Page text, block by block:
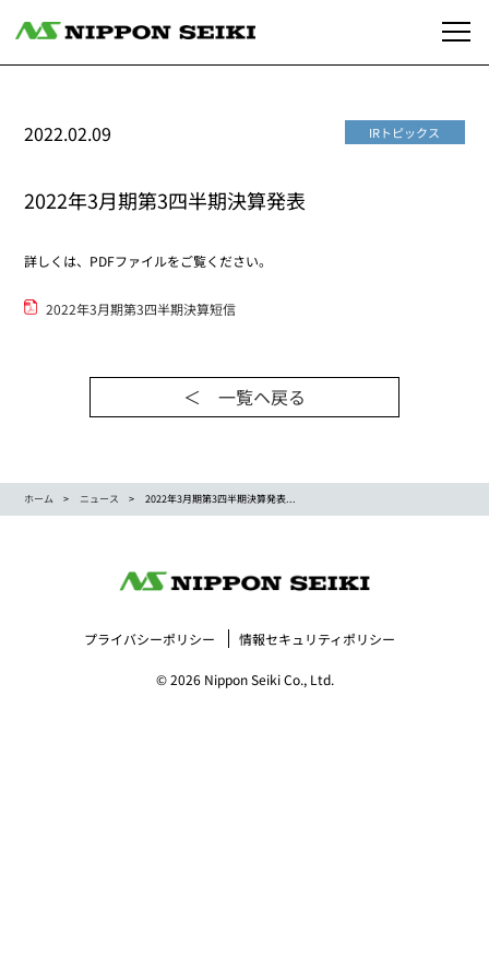
IRトピックス
2022.02.09
2022年3月期第3四半期決算発表
詳しくは、PDFファイルをご覧ください。
2022年3月期第3四半期決算短信
＜ 一覧ヘ戻る
ホーム ニュース 2022年3月期第3四半期決算発表...
プライバシーポリシー 情報セキュリティポリシー
© 2026 Nippon Seiki Co., Ltd.